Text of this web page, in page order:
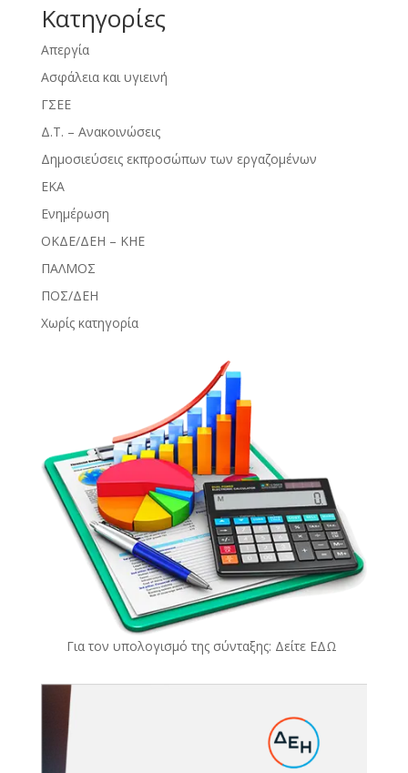
Kατηγορίες
Απεργία
Ασφάλεια και υγιεινή
ΓΣΕΕ
Δ.Τ. – Ανακοινώσεις
Δημοσιεύσεις εκπροσώπων των εργαζομένων
ΕΚΑ
Ενημέρωση
ΟΚΔΕ/ΔΕΗ – ΚΗΕ
ΠΑΛΜΟΣ
ΠΟΣ/ΔΕΗ
Χωρίς κατηγορία
Για τον υπολογισμό της σύνταξης: Δείτε ΕΔΩ